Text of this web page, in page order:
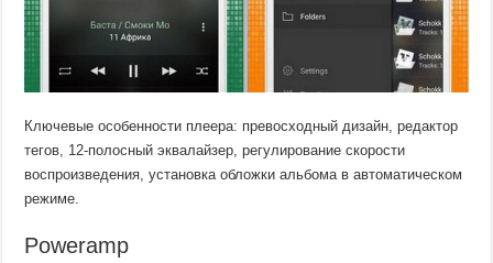
Ключевые особенности плеера: превосходный дизайн, редактор
тегов, 12-полосный эквалайзер, регулирование скорости
воспроизведения, установка обложки альбома в автоматическом
режиме.
Poweramp